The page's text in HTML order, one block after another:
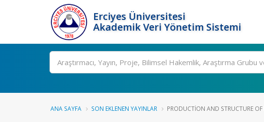
Erciyes Üniversitesi
Akademik Veri Yönetim Sistemi
Ara
ANA SAYFA SON EKLENEN YAYINLAR PRODUCTION AND STRUCTURE OF